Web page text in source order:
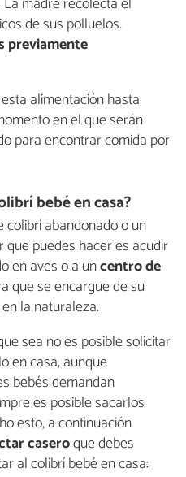
de sus polluelos.
previamente
alimentación hasta
en el que serán
para encontrar comida por
bebé en casa?
colibrí abandonado o un
puedes hacer es acudir
en aves o a uncentro de
que se encargue de su
la naturaleza.
sea no es posible solicitar
en casa, aunque
bebés demandan
es posible sacarlos
esto, a continuación
caseroque debes
al colibrí bebé en casa: